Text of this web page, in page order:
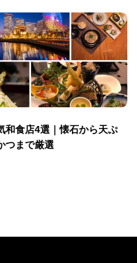
和食店4選｜懐石から天ぷ
つまで厳選